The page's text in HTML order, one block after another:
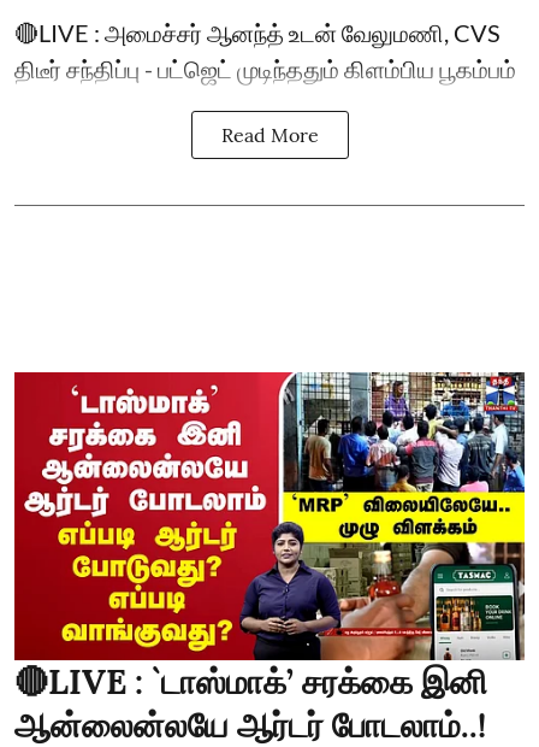
🔴LIVE : அமைச்சர் ஆனந்த் உடன் வேலுமணி, CVS
திடீர் சந்திப்பு - பட்ஜெட் முடிந்ததும் கிளம்பிய பூகம்பம்
Read More
🔴LIVE : `டாஸ்மாக்’ சரக்கை இனி
ஆன்லைன்லயே ஆர்டர் போடலாம்..!